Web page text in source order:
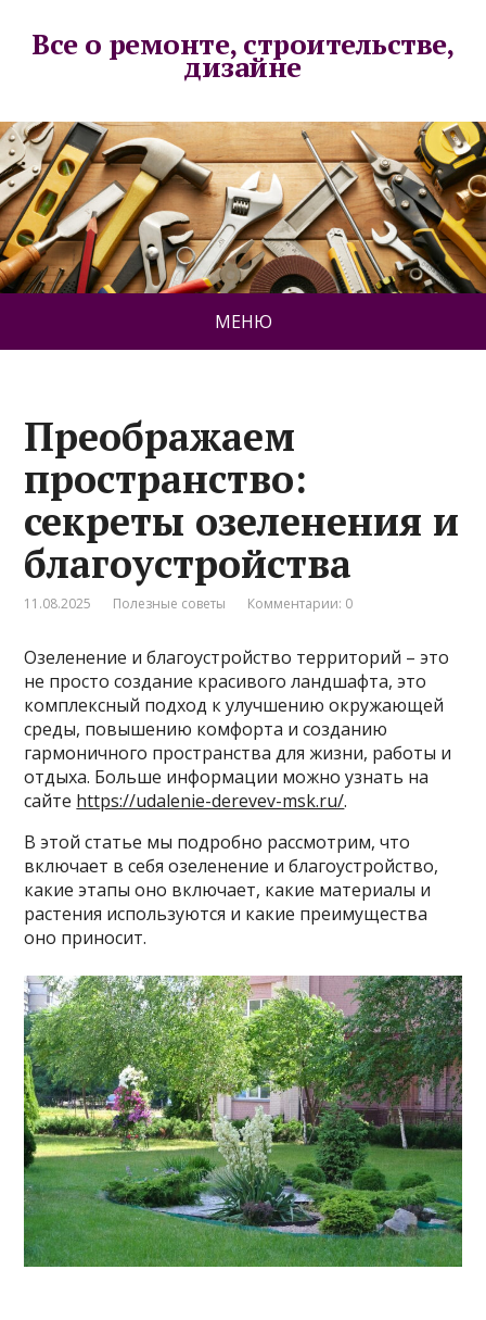
Все о ремонте, строительстве,
дизайне
МЕНЮ
Преображаем
пространство:
секреты озеленения и
благоустройства
11.08.2025 Полезные советы Комментарии: 0
Озеленение и благоустройство территорий – это
не просто создание красивого ландшафта, это
комплексный подход к улучшению окружающей
среды, повышению комфорта и созданию
гармоничного пространства для жизни, работы и
отдыха. Больше информации можно узнать на
сайте https://udalenie-derevev-msk.ru/.
В этой статье мы подробно рассмотрим, что
включает в себя озеленение и благоустройство,
какие этапы оно включает, какие материалы и
растения используются и какие преимущества
оно приносит.